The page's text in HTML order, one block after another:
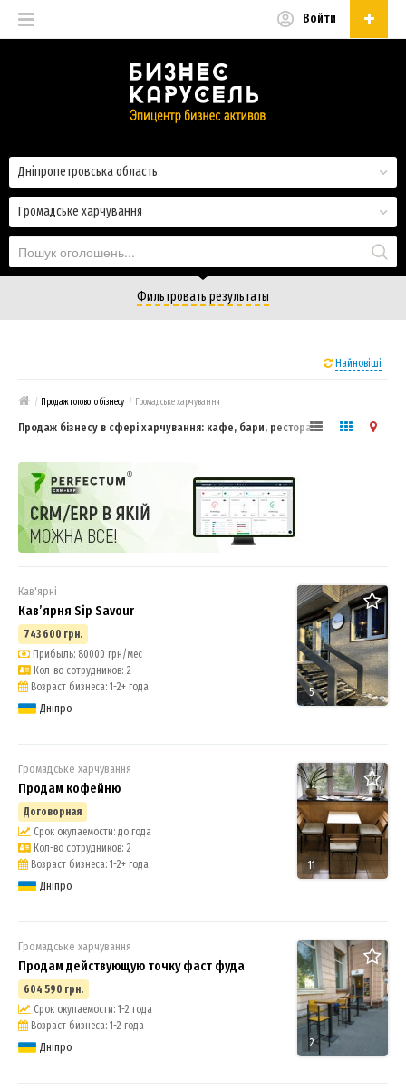
Войти
Громадське харчування
Дніпропетровська область
Фильтровать результаты
Найновіші
/ Продаж готового бізнесу / Громадське харчування
Продаж бізнесу в сфері харчування: кафе, бари, ресторани
5
Кав'ярні
Кав’ярня Sip Savour
743 600 грн.
Прибыль: 80000 грн/мес
Кол-во сотрудников: 2
Возраст бизнеса: 1-2+ года
Дніпро
11
Громадське харчування
Продам кофейню
Договорная
Срок окупаемости: до года
Кол-во сотрудников: 2
Возраст бизнеса: 1-2+ года
Дніпро
2
Громадське харчування
Продам действующую точку фаст фуда
604 590 грн.
Срок окупаемости: 1-2 года
Возраст бизнеса: 1-2 года
Дніпро